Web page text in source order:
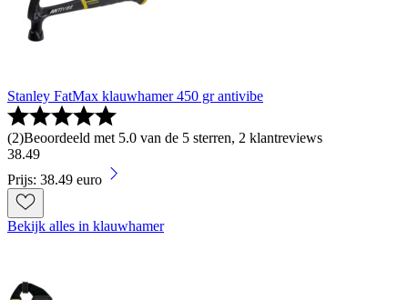
Stanley FatMax klauwhamer 450 gr antivibe
(2)Beoordeeld met 5.0 van de 5 sterren, 2 klantreviews
38.49
Prijs: 38.49 euro
Bekijk alles in klauwhamer